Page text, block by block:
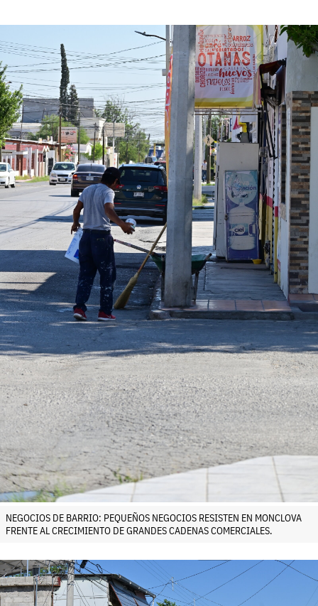
NEGOCIOS DE BARRIO: PEQUEÑOS NEGOCIOS RESISTEN EN MONCLOVA
FRENTE AL CRECIMIENTO DE GRANDES CADENAS COMERCIALES.